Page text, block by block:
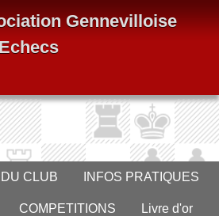
Gennevilloise
CLUB INFOS PRATIQUES
COMPETITIONS Livre d'or